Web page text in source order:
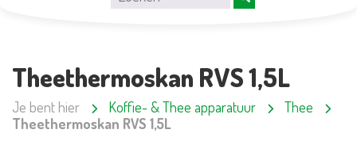
Theethermoskan RVS 1,5L
Je bent hier Koffie- & Thee apparatuur
Thee
Theethermoskan RVS 1,5L